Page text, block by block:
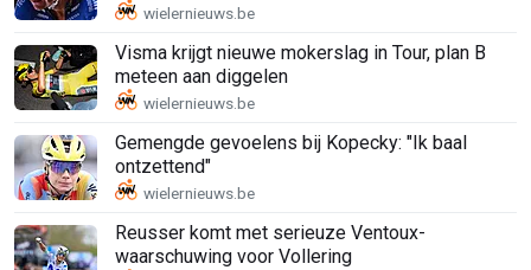
Visma krijgt nieuwe mokerslag in Tour, plan B
meteen aan diggelen
Gemengde gevoelens bij Kopecky: "Ik baal
ontzettend"
Reusser komt met serieuze Ventoux-
waarschuwing voor Vollering